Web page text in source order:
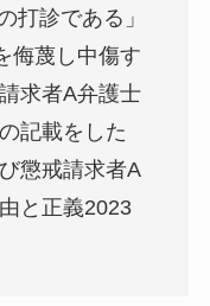
打診である」
侮蔑し中傷す
求者A弁護士
記載をした
懲戒請求者A
と正義2023